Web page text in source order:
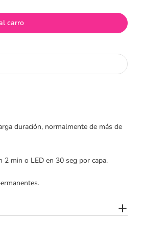
- Apple Green
carro
duración, normalmente de más de
2 min o LED en 30 seg por capa.